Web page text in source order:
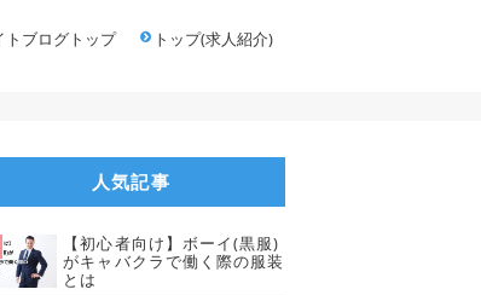
トブログトップ トップ(求人紹介)
人気記事
【初心者向け】ボーイ(黒服)
がキャバクラで働く際の服装
とは